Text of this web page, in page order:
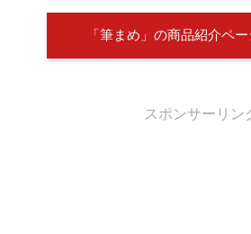
「筆まめ」の商品紹介ペ
スポンサーリン